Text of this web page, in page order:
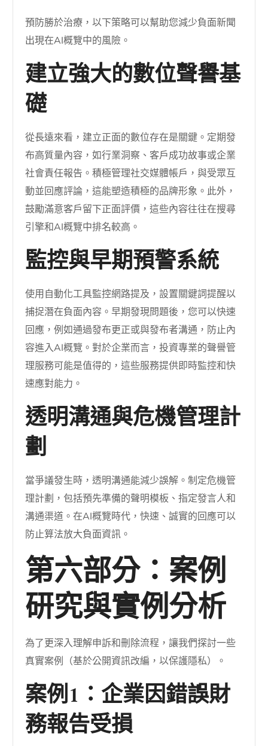
預防勝於治療，以下策略可以幫助您減少負面新聞
出現在AI概覽中的風險。
建立強大的數位聲譽基
礎
從長遠來看，建立正面的數位存在是關鍵。定期發
布高質量內容，如行業洞察、客戶成功故事或企業
社會責任報告。積極管理社交媒體帳戶，與受眾互
動並回應評論，這能塑造積極的品牌形象。此外，
鼓勵滿意客戶留下正面評價，這些內容往往在搜尋
引擎和AI概覽中排名較高。
監控與早期預警系統
使用自動化工具監控網路提及，設置關鍵詞提醒以
捕捉潛在負面內容。早期發現問題後，您可以快速
回應，例如通過發布更正或與發布者溝通，防止內
容進入AI概覽。對於企業而言，投資專業的聲譽管
理服務可能是值得的，這些服務提供即時監控和快
速應對能力。
透明溝通與危機管理計
劃
當爭議發生時，透明溝通能減少誤解。制定危機管
理計劃，包括預先準備的聲明模板、指定發言人和
溝通渠道。在AI概覽時代，快速、誠實的回應可以
防止算法放大負面資訊。
第六部分：案例
研究與實例分析
為了更深入理解申訴和刪除流程，讓我們探討一些
真實案例（基於公開資訊改編，以保護隱私）。
案例1：企業因錯誤財
務報告受損